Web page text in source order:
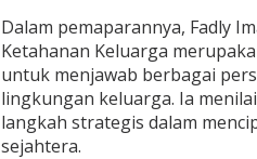
n
K
e
l
u
a
Dalam pemaparannya, Fadly
Ketahanan Keluarga
untuk menjawab berbagai
lingkungan keluarga. Ia
langkah strategis dalam
sejahtera.